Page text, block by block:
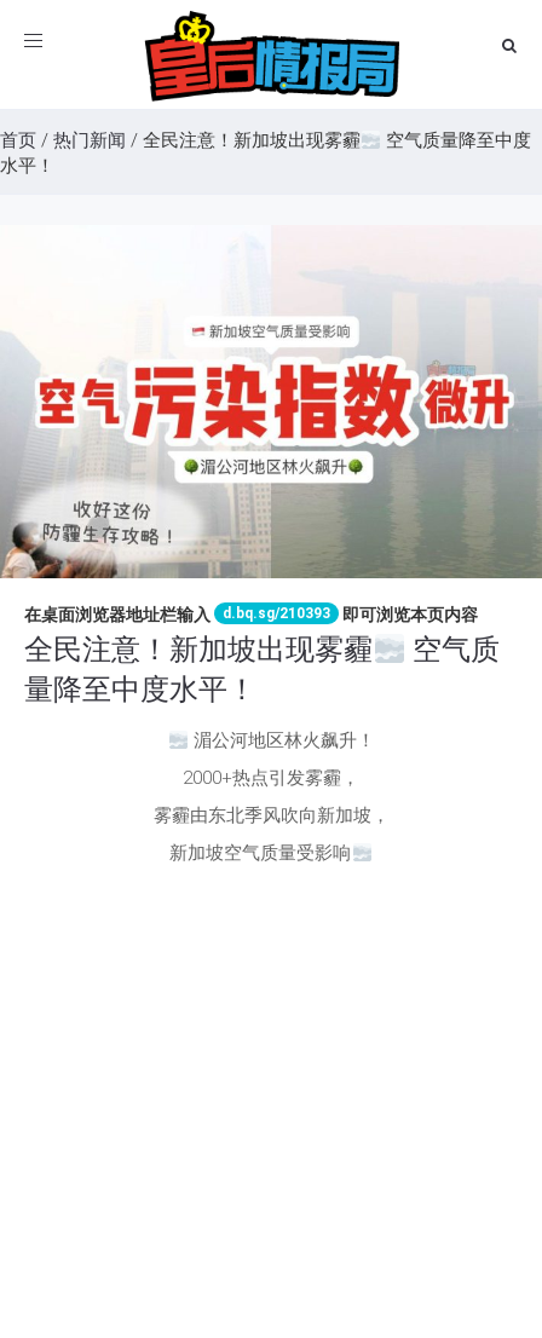
Toggle
首页 / 热门新闻 / 全民注意！新加坡出现雾霾
空气质量降至中度
水平！
在桌面浏览器地址栏输入 d.bq.sg/210393 即可浏览本页内容
全民注意！新加坡出现雾霾
空气质
量降至中度水平！
湄公河地区林火飙升！
2000+热点引发雾霾，
雾霾由东北季风吹向新加坡，
新加坡空气质量受影响